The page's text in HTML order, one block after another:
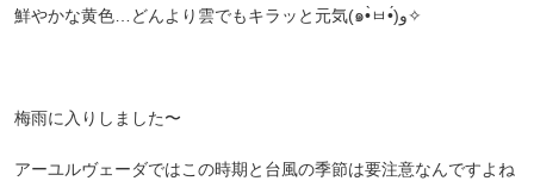
鮮やかな黄色…どんより雲でもキラッと元気(๑•̀ㅂ•́)ﻭ✧
梅雨に入りしました〜
アーユルヴェーダではこの時期と台風の季節は要注意なんですよね